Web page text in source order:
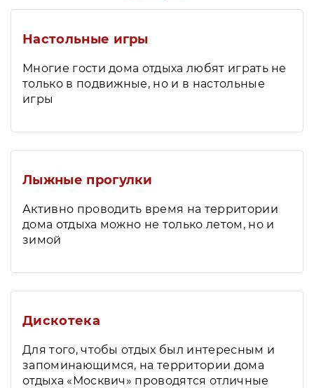
Настольные игры
Многие гости дома отдыха любят играть не
только в подвижные, но и в настольные
игры
Лыжные прогулки
Активно проводить время на территории
дома отдыха можно не только летом, но и
зимой
Дискотека
Для того, чтобы отдых был интересным и
запоминающимся, на территории дома
отдыха «Москвич» проводятся отличные